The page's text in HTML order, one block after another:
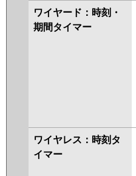
ワイヤード：時刻・
期間タイマー
ワイヤレス：時刻タ
イマー